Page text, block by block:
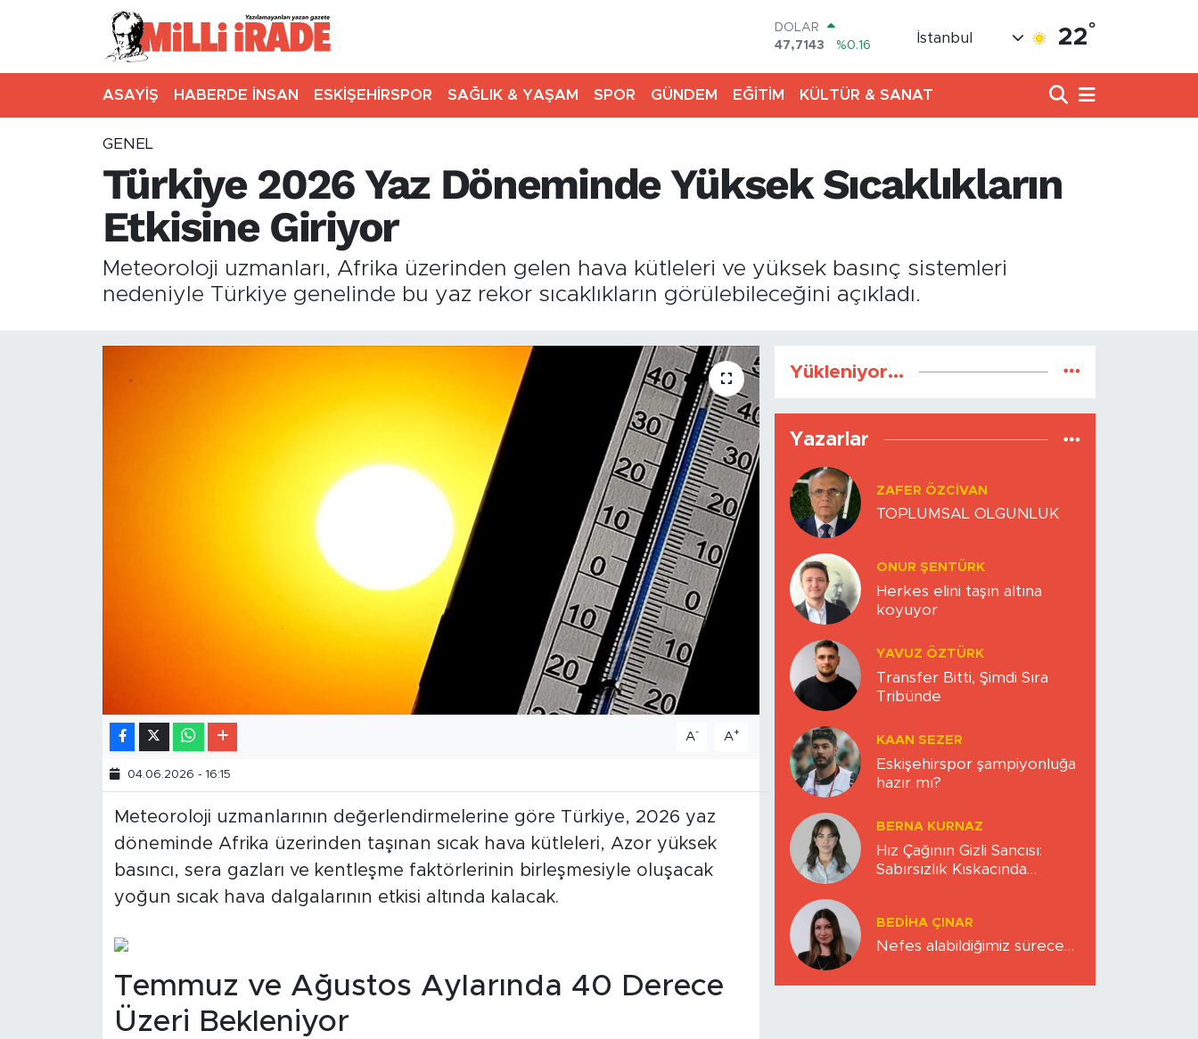
DOLAR
47,7143
%0.16
STERLİN
64,2463
%0.07
BİST100
13.799
%70
İstanbul 22°
ASAYİŞ HABERDE İNSAN ESKİŞEHİRSPOR SAĞLIK & YAŞAM SPOR GÜNDEM EĞİTİM KÜLTÜR & SANAT
GENEL
Türkiye 2026 Yaz Döneminde Yüksek Sıcaklıkların
Etkisine Giriyor
Meteoroloji uzmanları, Afrika üzerinden gelen hava kütleleri ve yüksek basınç sistemleri
nedeniyle Türkiye genelinde bu yaz rekor sıcaklıkların görülebileceğini açıkladı.
A- A+
04.06.2026 - 16:15
Meteoroloji uzmanlarının değerlendirmelerine göre Türkiye, 2026 yaz
döneminde Afrika üzerinden taşınan sıcak hava kütleleri, Azor yüksek
basıncı, sera gazları ve kentleşme faktörlerinin birleşmesiyle oluşacak
yoğun sıcak hava dalgalarının etkisi altında kalacak.
Temmuz ve Ağustos Aylarında 40 Derece
Üzeri Bekleniyor
Yükleniyor...
Yazarlar
ZAFER ÖZCIVAN
TOPLUMSAL OLGUNLUK
ONUR ŞENTÜRK
Herkes elini taşın altına
koyuyor
YAVUZ ÖZTÜRK
Transfer Bitti, Şimdi Sıra
Tribünde
KAAN SEZER
Eskişehirspor şampiyonluğa
hazır mı?
BERNA KURNAZ
Hız Çağının Gizli Sancısı:
Sabırsızlık Kıskacında
BEDIHA ÇINAR
Nefes alabildiğimiz sürece…